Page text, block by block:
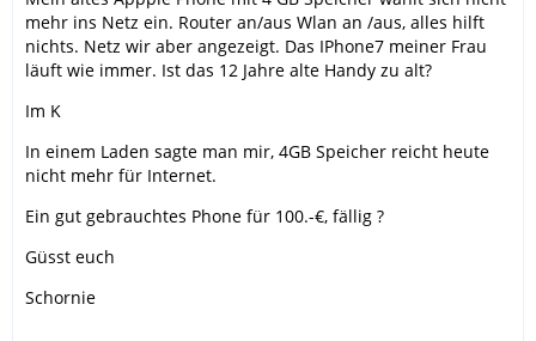
mehr ins Netz ein. Router an/aus Wlan an /aus, alles hilft
nichts. Netz wir aber angezeigt. Das IPhone7 meiner Frau
läuft wie immer. Ist das 12 Jahre alte Handy zu alt?
Im K
In einem Laden sagte man mir, 4GB Speicher reicht heute
nicht mehr für Internet.
Ein gut gebrauchtes Phone für 100.-€, fällig ?
Güsst euch
Schornie